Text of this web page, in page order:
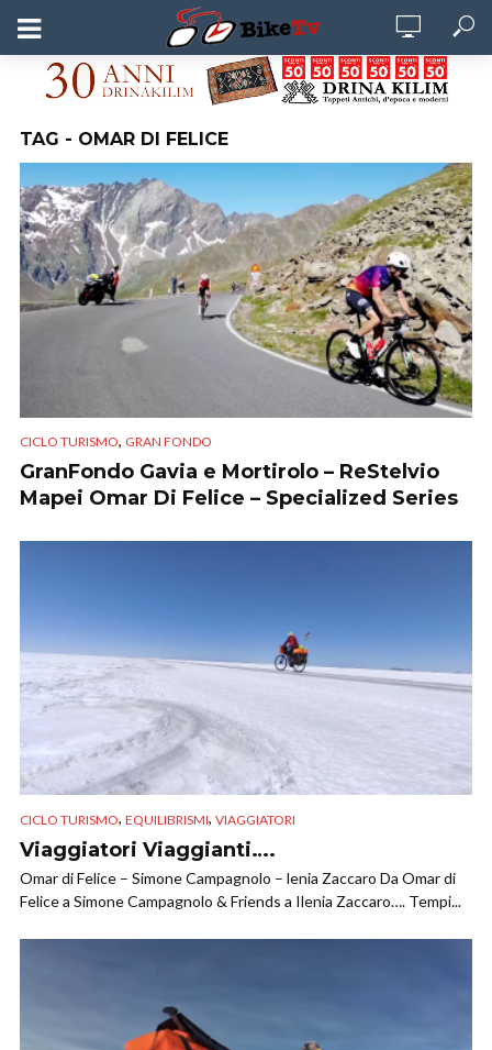
TAG - OMAR DI FELICE
CICLO TURISMO, GRAN FONDO
GranFondo Gavia e Mortirolo – ReStelvio
Mapei Omar Di Felice – Specialized Series
CICLO TURISMO, EQUILIBRISMI, VIAGGIATORI
Viaggiatori Viaggianti….
Omar di Felice – Simone Campagnolo – lenia Zaccaro Da Omar di
Felice a Simone Campagnolo & Friends a Ilenia Zaccaro…. Tempi...